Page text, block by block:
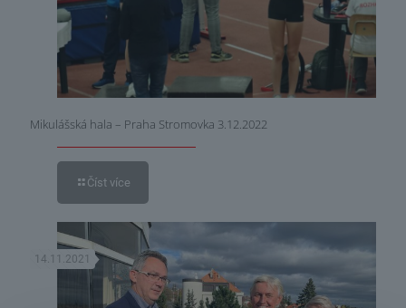
Mikulášská hala – Praha Stromovka 3.12.2022
Číst více
14.11.2021